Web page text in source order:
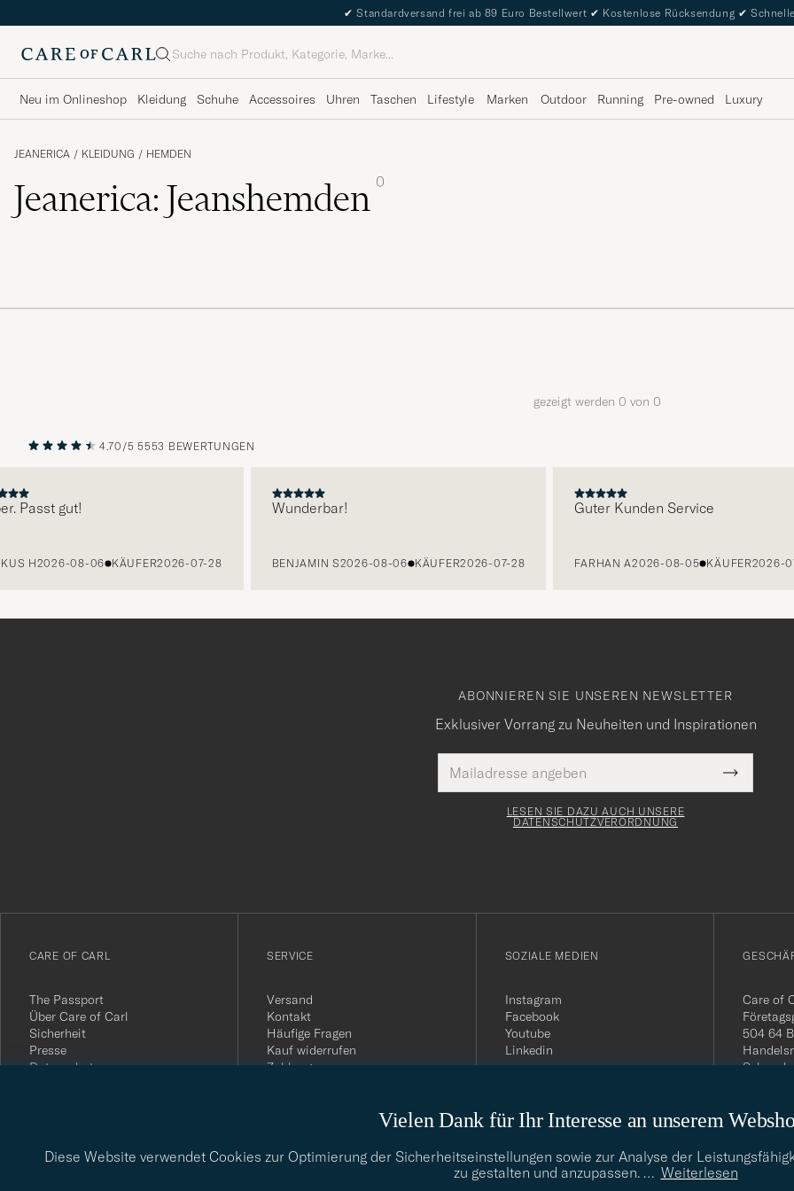
✔ Standardversand frei ab 89 Euro Bestellwert ✔ Kostenlose Rücksendung ✔
Suche
Neu im Onlineshop Kleidung Schuhe Accessoires Uhren Taschen Lifestyle Marken Outdoor Running Pre-owned Luxury
JEANERICA / KLEIDUNG / HEMDEN
Jeanerica: Jeanshemden 0
gezeigt werden 0 von 0
VORHERIGE
4.70/5 5553 BEWERTUNGEN
Passt gut!
H2026-08-06 KÄUFER2026-07-28
Wunderbar!
BENJAMIN S2026-08-06 KÄUFER2026-07-28
Guter Kunden Service
FARHAN A2026-08-05 KÄUFER2026-
Vielen Dank für Ihr Interesse an unserem
Diese Website verwendet Cookies zur Optimierung der Sicherheitseinstellungen sowie zur Analyse der
zu gestalten und anzupassen. … Weiterlesen
ABONNIEREN SIE UNSEREN NEWSLETTER
Exklusiver Vorrang zu Neuheiten und Inspirationen
Mail
Adresse
Pflichtfeld
Submit
Newsletter
till
nyhetsbrev!
LESEN SIE DAZU AUCH UNSERE
DATENSCHUTZVERORDNUNG
CARE OF CARL
The Passport
Über Care of Carl
Sicherheit
Presse
Datenschutz
SERVICE
Versand
Kontakt
Häufige Fragen
Kauf widerrufen
Zahlung
SOZIALE MEDIEN
Instagram
Facebook
Youtube
Linkedin
Care of
504 64
USt-
E-Mail-